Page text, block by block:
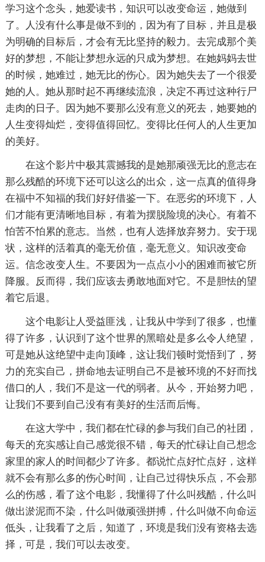
学习这个念头，她爱读书，知识可以改变命运，她做到
了。人没有什么事是做不到的，因为有了目标，并且是极
为明确的目标后，才会有无比坚持的毅力。去完成那个美
好的梦想，不能让梦想永远的只成为梦想。在她妈妈去世
的时候，她难过，她无比的伤心。因为她失去了一个很爱
她的人。她从那时起不再继续流浪，决定不再过这种行尸
走肉的日子。因为她不要那么没有意义的死去，她要她的
人生变得灿烂，变得值得回忆。变得比任何人的人生更加
的美好。
在这个影片中极其震撼我的是她那顽强无比的意志在
那么残酷的环境下还可以这么的出众，这一点真的值得身
在福中不知福的我们好好借鉴一下。在恶劣的环境下，人
们才能有更清晰地目标，有着为摆脱险境的决心。有着不
怕苦不怕累的意志。当然，也有人选择放弃努力。安于现
状，这样的活着真的毫无价值，毫无意义。知识改变命
运。信念改变人生。不要因为一点点小小的困难而被它所
降服。反而得，我们应该去勇敢地面对它。不是胆怯的望
着它后退。
这个电影让人受益匪浅，让我从中学到了很多，也懂
得了许多，认识到了这个世界的黑暗处是多么令人绝望，
可是她从这绝望中走向顶峰，这让我们顿时觉悟到了，努
力的充实自己，拼命地去证明自己不是被环境的不好而找
借口的人，我们不是这一代的弱者。从今，开始努力吧，
让我们不要到自己没有有美好的生活而后悔。
在这大学中，我们都在忙碌的参与我们自己的社团，
每天的充实感让自己感觉很不错，每天的忙碌让自己想念
家里的家人的时间都少了许多。都说忙点好忙点好，这样
就不会有那么多的伤心时间，让自己过得快乐点，不会那
么的伤感，看了这个电影，我懂得了什么叫残酷，什么叫
做出淤泥而不染，什么叫做顽强拼搏，什么叫做不向命运
低头，让我看了之后，知道了，环境是我们没有资格去选
择，可是，我们可以去改变。